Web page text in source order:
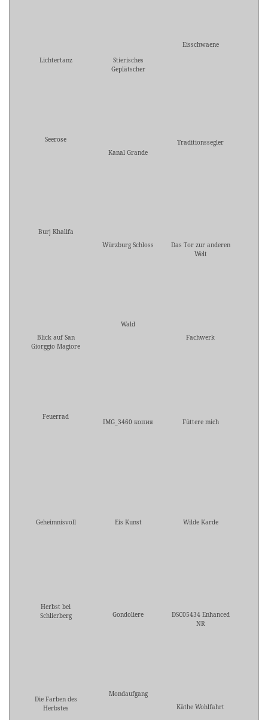
Lichtertanz
Stierisches
Geplätscher
Eisschwaene
Seerose
Kanal Grande
Traditionssegler
Burj Khalifa
Würzburg Schloss
Das Tor zur anderen
Welt
Blick auf San
Giorggio Magiore
Wald
Fachwerk
Feuerrad
IMG_3460 копия Füttere mich
Geheimnisvoll Eis Kunst Wilde Karde
Herbst bei
Schlierberg
Gondoliere
DSC05434 Enhanced
NR
Die Farben des
Herbstes
Mondaufgang
Käthe Wohlfahrt